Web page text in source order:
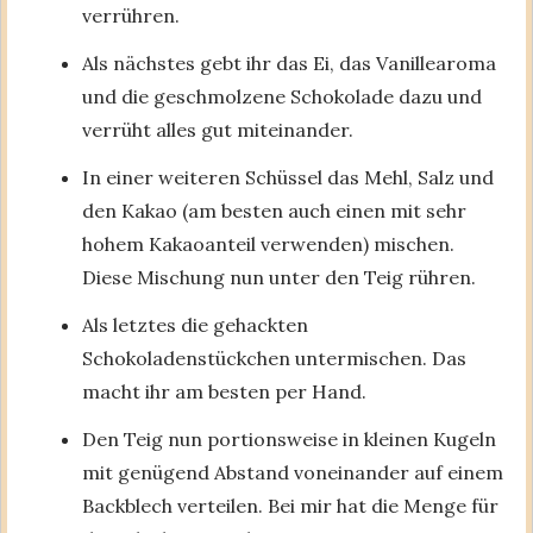
verrühren.
Als nächstes gebt ihr das Ei, das Vanillearoma
und die geschmolzene Schokolade dazu und
verrüht alles gut miteinander.
In einer weiteren Schüssel das Mehl, Salz und
den Kakao (am besten auch einen mit sehr
hohem Kakaoanteil verwenden) mischen.
Diese Mischung nun unter den Teig rühren.
Als letztes die gehackten
Schokoladenstückchen untermischen. Das
macht ihr am besten per Hand.
Den Teig nun portionsweise in kleinen Kugeln
mit genügend Abstand voneinander auf einem
Backblech verteilen. Bei mir hat die Menge für